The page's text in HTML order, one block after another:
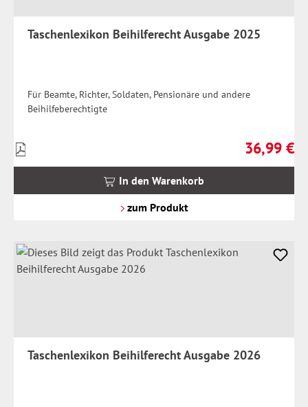
Taschenlexikon Beihilferecht Ausgabe 2025
Für Beamte, Richter, Soldaten, Pensionäre und andere
Beihilfeberechtigte
Regulärer
36,99 €
Preise
inkl.
In den Warenkorb
zum Produkt
Taschenlexikon Beihilferecht Ausgabe 2026